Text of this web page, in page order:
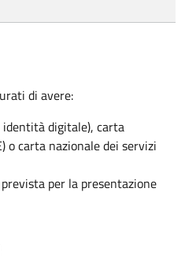
di avere:
identità digitale), carta
o carta nazionale dei servizi
per la presentazione